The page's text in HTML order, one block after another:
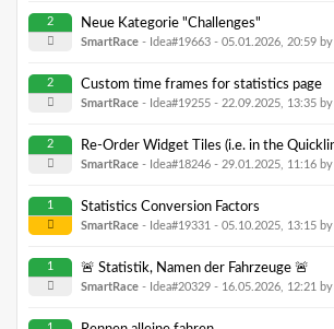
2 Neue Kategorie "Challenges"
SmartRace - Idea#19663 - 05.01.2026, 20:59 by
2 Custom time frames for statistics page
SmartRace - Idea#19255 - 22.09.2025, 13:35 by
2
SmartRace - Idea#18246 - 29.01.2025, 11:16 by
1 Statistics Conversion Factors
SmartRace - Idea#19331 - 05.10.2025, 13:15 by
1 🚨 Statistik, Namen der Fahrzeuge 🚨
SmartRace - Idea#20329 - 16.05.2026, 12:21 by